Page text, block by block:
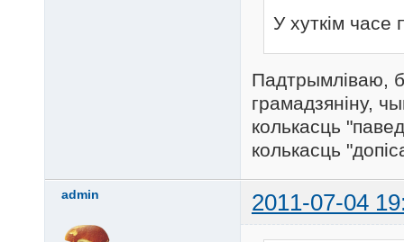
У хуткім часе
Падтрымліваю,
грамадзяніну,
колькасць
колькасць
admin 2011-07-04